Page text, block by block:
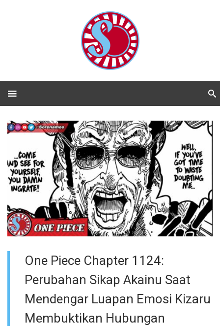
One Piece Chapter 1124:
Perubahan Sikap Akainu Saat
Mendengar Luapan Emosi Kizaru
Membuktikan Hubungan